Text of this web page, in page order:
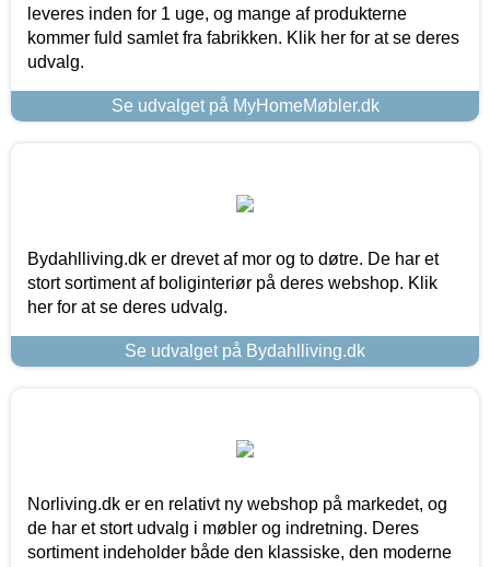
leveres inden for 1 uge, og mange af produkterne
kommer fuld samlet fra fabrikken. Klik her for at se deres
udvalg.
Se udvalget på MyHomeMøbler.dk
Bydahlliving.dk er drevet af mor og to døtre. De har et
stort sortiment af boliginteriør på deres webshop. Klik
her for at se deres udvalg.
Se udvalget på Bydahlliving.dk
Norliving.dk er en relativt ny webshop på markedet, og
de har et stort udvalg i møbler og indretning. Deres
sortiment indeholder både den klassiske, den moderne